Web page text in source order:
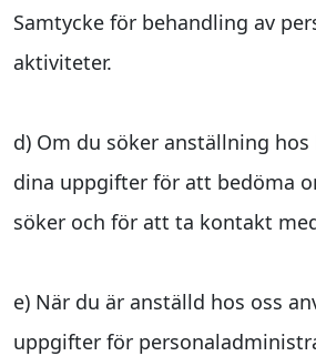
Samtycke för behandling av
aktiviteter.
d) Om du söker anställning hos
dina uppgifter för att bedöma
söker och för att ta kontakt
e) När du är anställd hos oss
uppgifter för